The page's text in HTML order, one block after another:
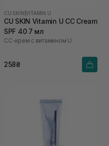
CU SKIN |VITAMIN U
CU SKIN Vitamin U CC Cream
SPF 40 7 мл
СС-крем с витамином U
258₴